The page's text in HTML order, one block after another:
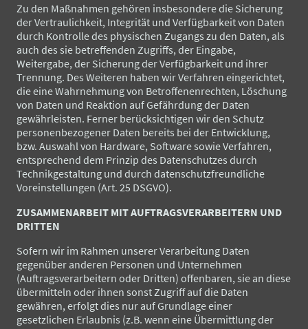
Zu den Maßnahmen gehören insbesondere die Sicherung
der Vertraulichkeit, Integrität und Verfügbarkeit von Daten
durch Kontrolle des physischen Zugangs zu den Daten, als
auch des sie betreffenden Zugriffs, der Eingabe,
Weitergabe, der Sicherung der Verfügbarkeit und ihrer
Trennung. Des Weiteren haben wir Verfahren eingerichtet,
die eine Wahrnehmung von Betroffenenrechten, Löschung
von Daten und Reaktion auf Gefährdung der Daten
gewährleisten. Ferner berücksichtigen wir den Schutz
personenbezogener Daten bereits bei der Entwicklung,
bzw. Auswahl von Hardware, Software sowie Verfahren,
entsprechend dem Prinzip des Datenschutzes durch
Technikgestaltung und durch datenschutzfreundliche
Voreinstellungen (Art. 25 DSGVO).
ZUSAMMENARBEIT MIT AUFTRAGSVERARBEITERN UND
DRITTEN
Sofern wir im Rahmen unserer Verarbeitung Daten
gegenüber anderen Personen und Unternehmen
(Auftragsverarbeitern oder Dritten) offenbaren, sie an diese
übermitteln oder ihnen sonst Zugriff auf die Daten
gewähren, erfolgt dies nur auf Grundlage einer
gesetzlichen Erlaubnis (z.B. wenn eine Übermittlung der